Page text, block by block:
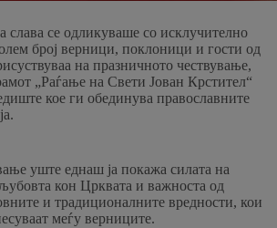
слава се одликуваше со исклучително
број верници, поклоници и гости од
на празничното чествување,
„Раѓање на Свети Јован Крстител“
кое ги обединува православните
уште еднаш ја покажа силата на
кон Црквата и важноста од
и традиционалните вредности, кои
меѓу верниците.